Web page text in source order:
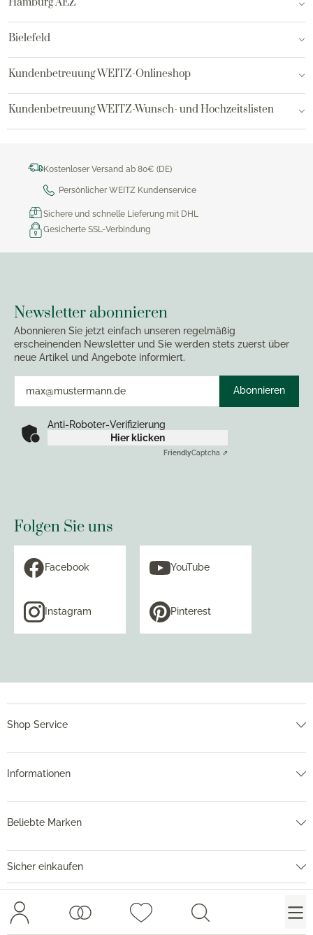
Bielefeld
Kundenbetreuung WEITZ-Onlineshop
Kundenbetreuung WEITZ-Wunsch- und Hochzeitslisten
Kostenloser Versand ab 80€ (DE)
Persönlicher WEITZ Kundenservice
Sichere und schnelle Lieferung mit DHL
Gesicherte SSL-Verbindung
Newsletter abonnieren
Abonnieren Sie jetzt einfach unseren regelmäßig
erscheinenden Newsletter und Sie werden stets zuerst über
neue Artikel und Angebote informiert.
Abonnieren
Anti-Roboter-Verifizierung
Hier klicken
FriendlyCaptcha ⇗
Folgen Sie uns
Facebook YouTube
Instagram Pinterest
Shop Service
Informationen
Beliebte Marken
Sicher einkaufen